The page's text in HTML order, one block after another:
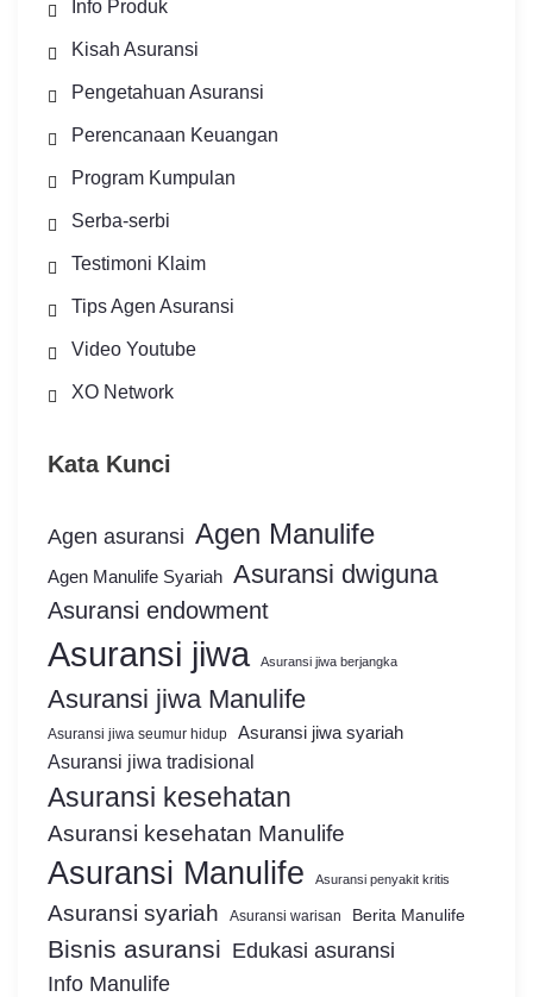
Info Produk
Kisah Asuransi
Pengetahuan Asuransi
Perencanaan Keuangan
Program Kumpulan
Serba-serbi
Testimoni Klaim
Tips Agen Asuransi
Video Youtube
XO Network
Kata Kunci
Agen asuransi Agen Manulife
Agen Manulife Syariah Asuransi dwiguna
Asuransi endowment
Asuransi jiwa Asuransi jiwa berjangka
Asuransi jiwa Manulife
Asuransi jiwa seumur hidup Asuransi jiwa syariah
Asuransi jiwa tradisional
Asuransi kesehatan
Asuransi kesehatan Manulife
Asuransi Manulife Asuransi penyakit kritis
Asuransi syariah Asuransi warisan Berita Manulife
Bisnis asuransi Edukasi asuransi
Info Manulife